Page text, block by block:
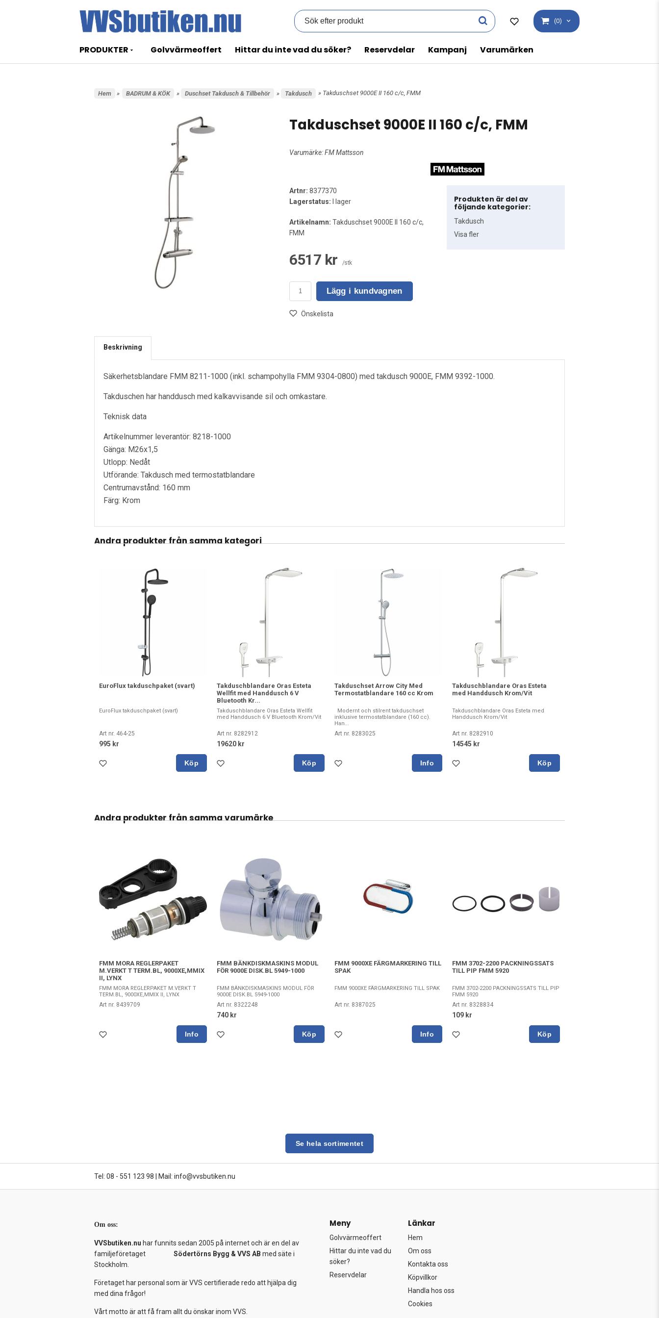
(0)
PRODUKTER Golvvärmeoffert Hittar du inte vad du söker? Reservdelar Kampanj Varumärken
Hem » BADRUM & KÖK » Duschset Takdusch & Tillbehör » Takdusch » Takduschset 9000E II 160 c/c, FMM
Takduschset 9000E II 160 c/c, FMM
Varumärke:FM Mattsson
Artnr: 8377370
Lagerstatus: I lager
Artikelnamn: Takduschset 9000E II 160 c/c,
FMM
6517 kr /stk
Lägg i kundvagnen
Önskelista
Produkten är del av
följande kategorier:
Takdusch
Visa fler
Beskrivning
Säkerhetsblandare FMM 8211-1000 (inkl. schampohylla FMM 9304-0800) med takdusch 9000E, FMM 9392-1000.
Takduschen har handdusch med kalkavvisande sil och omkastare.
Teknisk data
Artikelnummer leverantör: 8218-1000
Gänga: M26x1,5
Utlopp: Nedåt
Utförande: Takdusch med termostatblandare
Centrumavstånd: 160 mm
Färg: Krom
Andra produkter från samma kategori
EuroFlux takduschpaket (svart)
EuroFlux takduschpaket (svart)
Art nr. 464-25
995 kr
Köp
Takduschblandare Oras Esteta
Wellfit med Handdusch 6 V
Bluetooth Kr...
Takduschblandare Oras Esteta Wellfit
med Handdusch 6 V Bluetooth Krom/Vit
Art nr. 8282912
19620 kr
Köp
Takduschset Arrow City Med
Termostatblandare 160 cc Krom
Modernt och stilrent takduschset
inklusive termostatblandare (160 cc).
Han...
Art nr. 8283025
Takduschblandare Oras Esteta
med Handdusch Krom/Vit
Takduschblandare Oras Esteta med
Handdusch Krom/Vit
Art nr. 8282910
14545 kr
Köp
Andra produkter från samma varumärke
FMM MORA REGLERPAKET
M.VERKT T TERM.BL, 9000XE,MMIX
II, LYNX
FMM MORA REGLERPAKET M.VERKT T
TERM.BL, 9000XE,MMIX II, LYNX
Art nr. 8439709
FMM BÄNKDISKMASKINS MODUL
FÖR 9000E DISK.BL 5949-1000
FMM BÄNKDISKMASKINS MODUL FÖR
9000E DISK.BL 5949-1000
Art nr. 8322248
740 kr
Köp
FMM 9000XE FÄRGMARKERING TILL
SPAK
FMM 9000XE FÄRGMARKERING TILL SPAK
Art nr. 8387025
FMM 3702-2200 PACKNINGSSATS
TILL PIP FMM 5920
FMM 3702-2200 PACKNINGSSATS TILL PIP
FMM 5920
Art nr. 8328834
109 kr
Köp
Se hela sortimentet
Tel: 08 - 551 123 98 Mail: info@vvsbutiken.nu
Om oss:
VVSbutiken.nu har funnits sedan 2005 på internet och är en del av
familjeföretaget Södertörns Bygg & VVS AB med säte i
Stockholm.
Företaget har personal som är VVS certifierade redo att hjälpa dig
med dina frågor!
Vårt motto är att få fram allt du önskar inom VVS.
Meny
Golvvärmeoffert
Hittar du inte vad du
söker?
Reservdelar
Länkar
Hem
Om oss
Kontakta oss
Köpvillkor
Handla hos oss
Cookies